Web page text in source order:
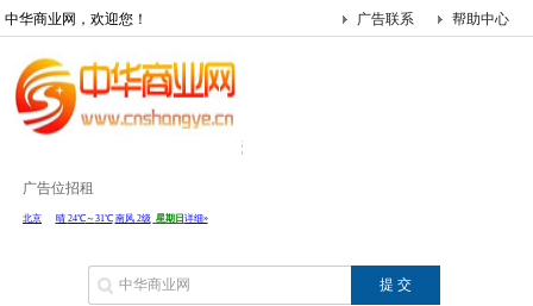
中华商业网，欢迎您！ 帮助中心
广告联系
广告位招租